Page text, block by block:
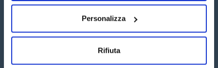
Personalizza
Rifiuta
Seguici:
Iscriviti alla Newsletter